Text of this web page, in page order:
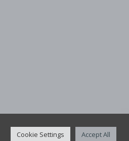
Cookie Settings Accept All